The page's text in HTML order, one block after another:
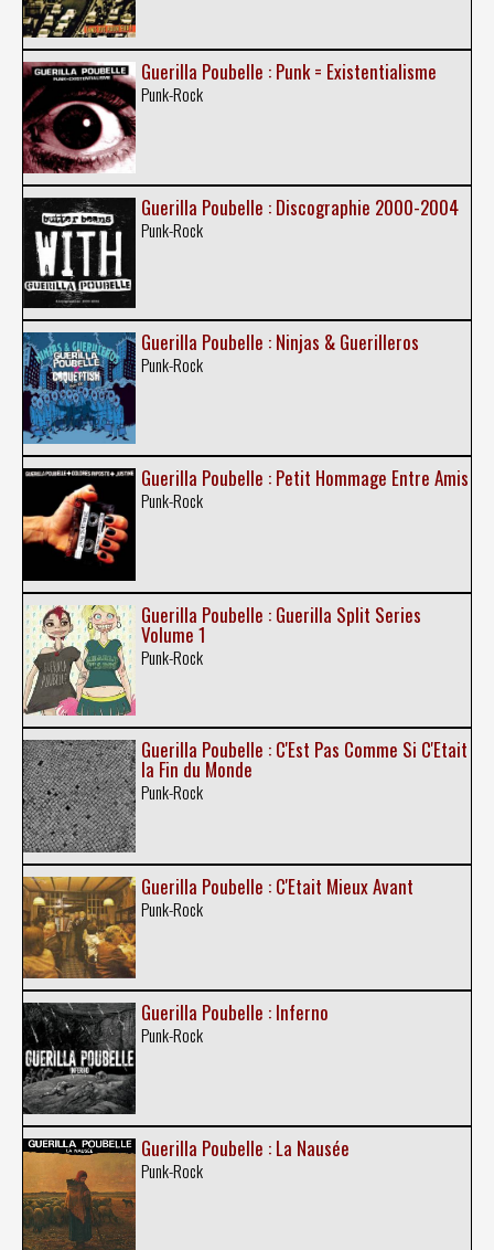
Guerilla Poubelle : Punk = Existentialisme
Punk-Rock
Guerilla Poubelle : Discographie 2000-2004
Punk-Rock
Guerilla Poubelle : Ninjas & Guerilleros
Punk-Rock
Guerilla Poubelle : Petit Hommage Entre Amis
Punk-Rock
Guerilla Poubelle : Guerilla Split Series
Volume 1
Punk-Rock
Guerilla Poubelle : C'Est Pas Comme Si C'Etait
la Fin du Monde
Punk-Rock
Guerilla Poubelle : C'Etait Mieux Avant
Punk-Rock
Guerilla Poubelle : Inferno
Punk-Rock
Guerilla Poubelle : La Nausée
Punk-Rock